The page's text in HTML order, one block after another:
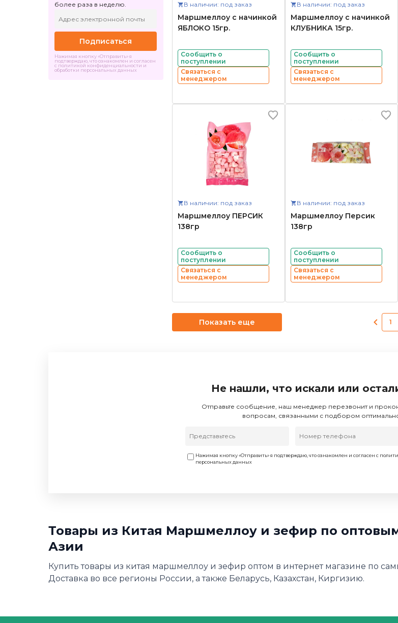
более раза в неделю.
Подписаться
Нажимая кнопку «Отправить» я
подтверждаю, что ознакомлен и согласен
с политикой конфиденциальности и
обработки персональных данных
В наличии: под заказ
Маршмеллоу с начинкой
ЯБЛОКО 15гр.
Сообщить о
поступлении
Связаться с
менеджером
В наличии: под заказ
Маршмеллоу с начинкой
КЛУБНИКА 15гр.
Сообщить о
поступлении
Связаться с
менеджером
В наличии: под заказ
Маршмеллоу ПЕРСИК
138гр
Сообщить о
поступлении
Связаться с
менеджером
В наличии: под заказ
Маршмеллоу Персик
138гр
Сообщить о
поступлении
Связаться с
менеджером
Показать еще 1
Не нашли, что искали или
Отправьте сообщение, наш менеджер перезвонит и
вопросам, связанными с подбором
Нажимая кнопку «Отправить» я подтверждаю, что ознакомлен и согласен с
персональных данных
Товары из Китая Маршмеллоу и зефир по
Азии
Купить товары из китая маршмеллоу и зефир оптом в интернет магазине по
Доставка во все регионы России, а также Беларусь, Казахстан, Киргизию.